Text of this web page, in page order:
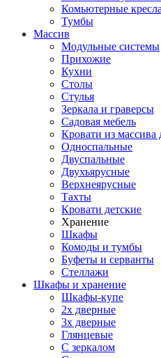
Комьютерные кресла
Тумбы
Массив
Модульные системы
Прихожие
Кухни
Столы
Стулья
Зеркала и граверсы
Садовая мебель
Кровати из массива
Односпальные
Двуспальные
Двухъярусные
Верхнеярусные
Тахты
Кровати детские
Хранение
Шкафы
Комоды и тумбы
Буфеты и серванты
Стеллажи
Шкафы и хранение
Шкафы-купе
2х дверные
3х дверные
Глянцевые
С зеркалом